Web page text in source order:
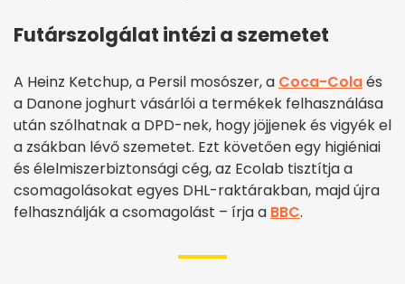
Futárszolgálat intézi a szemetet
A Heinz Ketchup, a Persil mosószer, a Coca-Colaés
a Danone joghurt vásárlói a termékek felhasználása
után szólhatnak a DPD-nek, hogy jöjjenek és vigyék el
a zsákban lévő szemetet. Ezt követően egy higiéniai
és élelmiszerbiztonsági cég, az Ecolab tisztítja a
csomagolásokat egyes DHL-raktárakban, majd újra
felhasználják a csomagolást – írja a BBC.